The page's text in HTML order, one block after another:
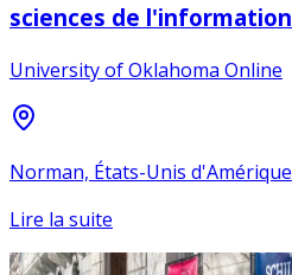
sciences de l'information
University of Oklahoma Online
Norman, États-Unis d'Amérique
Lire la suite